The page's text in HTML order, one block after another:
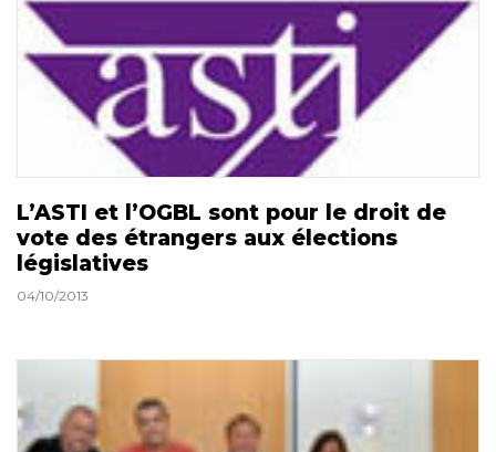
L’ASTI et l’OGBL sont pour le droit de
vote des étrangers aux élections
législatives
04/10/2013